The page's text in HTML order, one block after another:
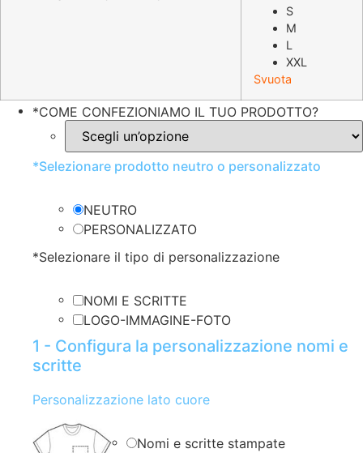
S
M
L
XXL
Svuota
*COME CONFEZIONIAMO IL TUO PRODOTTO?
*Selezionare prodotto neutro o personalizzato
NEUTRO
PERSONALIZZATO
*Selezionare il tipo di personalizzazione
NOMI E SCRITTE
LOGO-IMMAGINE-FOTO
1 - Configura la personalizzazione nomi e
scritte
Personalizzazione lato cuore
Nomi e scritte stampate